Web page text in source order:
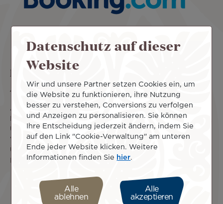
Buchen Sie aus einer großen Auswahl an
Angeboten
Air Tahiti Nui hat eine Partnerschaftsvereinbarung mit
Booking.com getroffen, um Ihnen die beste Auswahl an
Unterkünften an allen unseren Reisezielen zu bieten.
Wählen Sie den idealen Ort und buchen Sie Ihre
Unterkunft zum besten Preis online. Mit Air Tahiti Nui und
Booking.com war das Reisen noch nie so einfach!
Saperne di più
Datenschutz auf dieser
Website
Wir und unsere Partner setzen Cookies ein, um
die Website zu funktionieren, ihre Nutzung
besser zu verstehen, Conversions zu verfolgen
und Anzeigen zu personalisieren. Sie können
Ihre Entscheidung jederzeit ändern, indem Sie
auf den Link "Cookie-Verwaltung" am unteren
Ende jeder Website klicken. Weitere
Informationen finden Sie hier.
Alle
ablehnen
Alle
akzeptieren